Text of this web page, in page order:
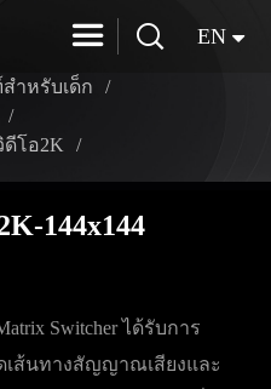
  EN
144x144
Switcher ได้รับการ
ส้นทางสัญญาณเสียงและ
ำหรับเด็ก
โอ2K